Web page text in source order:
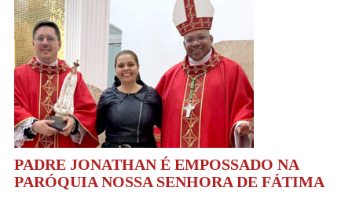
PADRE JONATHAN É EMPOSSADO NA
PARÓQUIA NOSSA SENHORA DE FÁTIMA